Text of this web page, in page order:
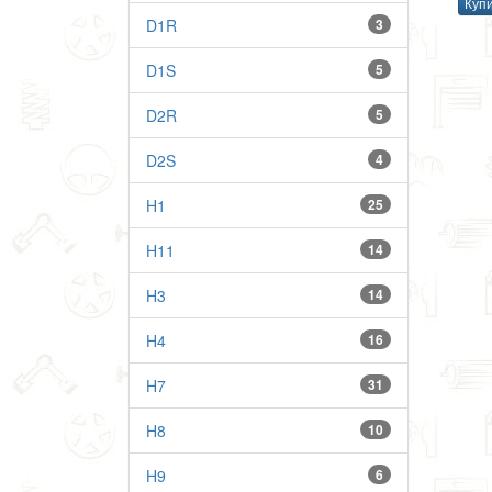
3
D1R
5
D1S
5
D2R
4
D2S
25
H1
14
H11
14
H3
16
H4
31
H7
10
H8
6
H9